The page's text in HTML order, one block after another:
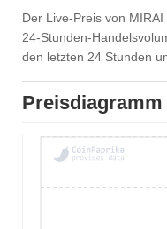
Der Live-Preis von
24-Stunden-
den letzten 24 Stunden
Preisdiagramm